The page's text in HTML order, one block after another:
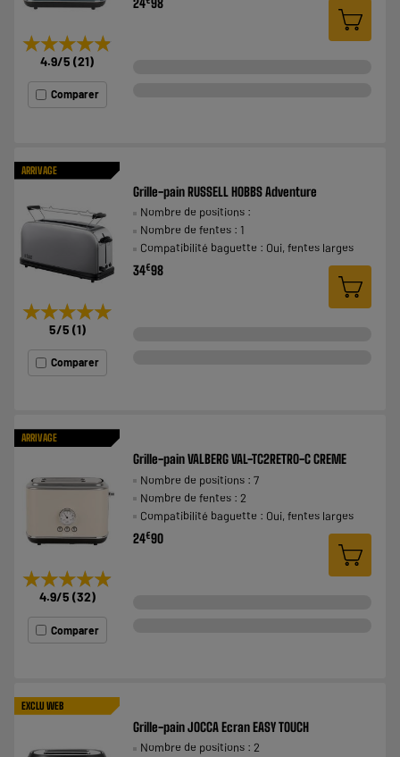
★★★★★
★★★★★
4.9/5 (21)
Comparer
ARRIVAGE
★★★★★
★★★★★
5/5 (1)
Comparer
Grille-pain RUSSELL HOBBS Adventure
Nombre de positions :
Nombre de fentes : 1
Compatibilité baguette : Oui, fentes larges
34€98
ARRIVAGE
★★★★★
★★★★★
4.9/5 (32)
Comparer
Grille-pain VALBERG VAL-TC2RETRO-C CREME
Nombre de positions : 7
Nombre de fentes : 2
Compatibilité baguette : Oui, fentes larges
24€90
EXCLU WEB
Grille-pain JOCCA Ecran EASY TOUCH
Nombre de positions : 2